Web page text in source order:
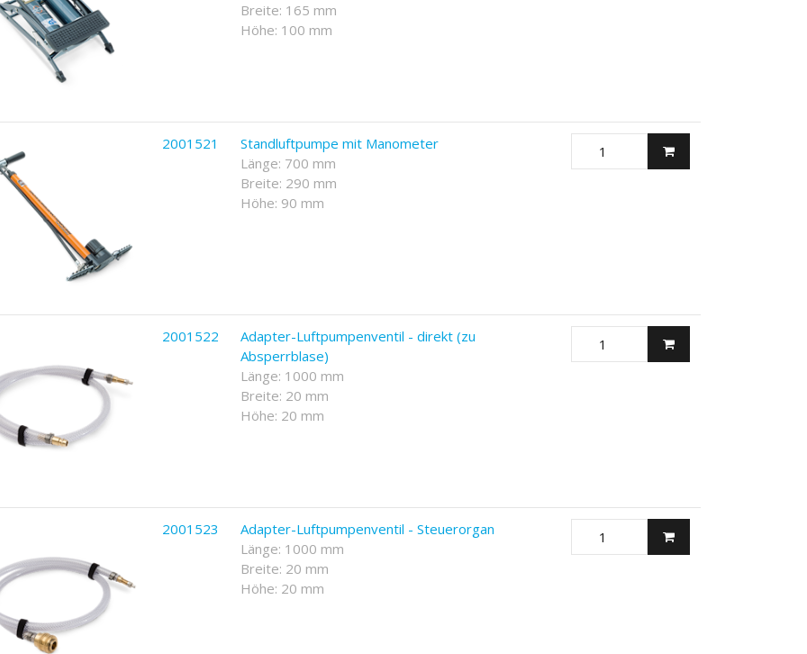
Breite: 165 mm
Höhe: 100 mm
2001521
Standluftpumpe mit Manometer
Länge: 700 mm
Breite: 290 mm
Höhe: 90 mm
2001522
Adapter-Luftpumpenventil - direkt (zu
Absperrblase)
Länge: 1000 mm
Breite: 20 mm
Höhe: 20 mm
2001523
Adapter-Luftpumpenventil - Steuerorgan
Länge: 1000 mm
Breite: 20 mm
Höhe: 20 mm